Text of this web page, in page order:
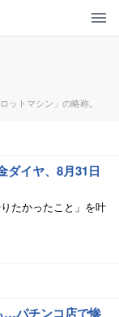
ットマシン」の略称。
ダイヤ、8月31日
たかったこと」を叶
…パチンコ店で惨